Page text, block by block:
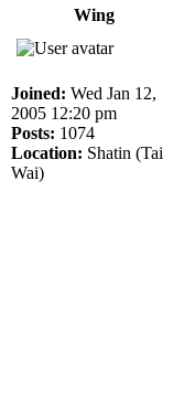
Wing
Joined: Wed Jan 12,
2005 12:20 pm
Posts: 1074
Location: Shatin (Tai
Wai)